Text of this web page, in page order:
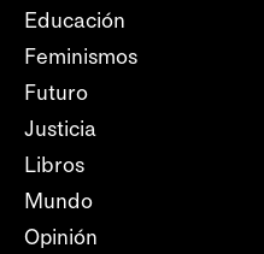
Educación
Feminismos
Futuro
Justicia
Libros
Mundo
Opinión